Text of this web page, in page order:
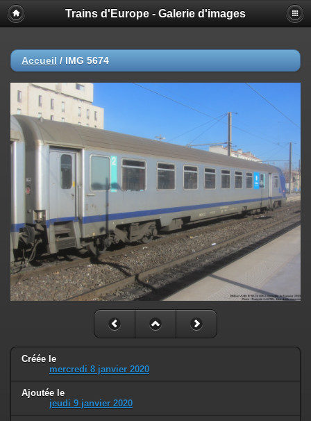
Trains d'Europe - Galerie d'images
Accueil / IMG 5674
Créée le
mercredi 8 janvier 2020
Ajoutée le
jeudi 9 janvier 2020